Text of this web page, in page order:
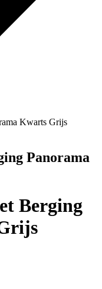
Kwarts Grijs
Panorama
Berging